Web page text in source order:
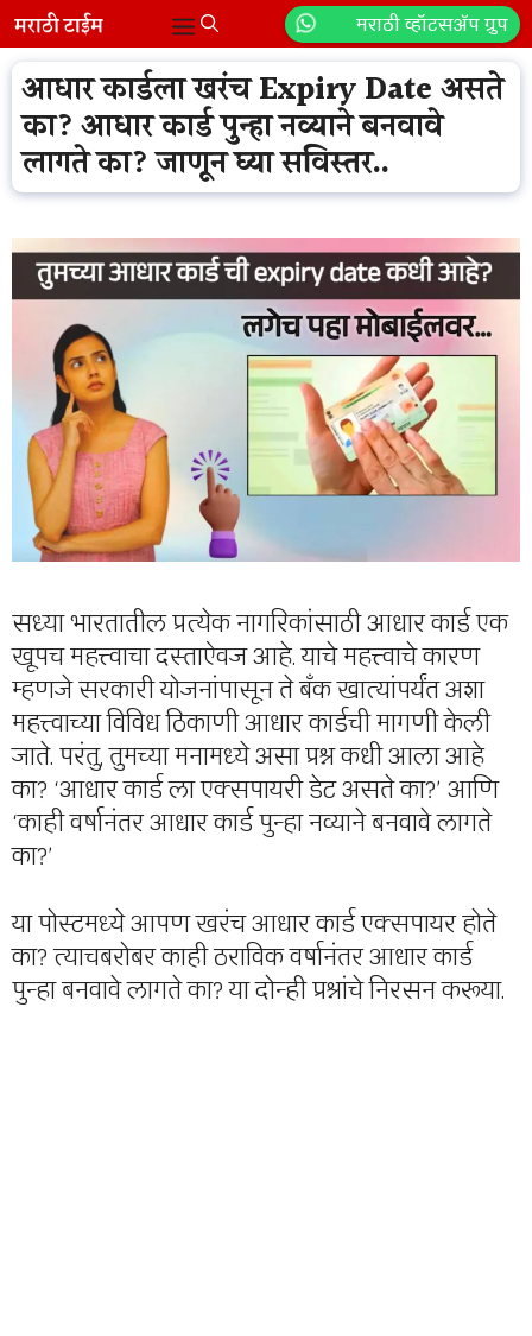
Skip
to
content
मराठी व्हॉटसॲप ग्रुप
Menu
आधार कार्डला खरंच Expiry Date असते
का? आधार कार्ड पुन्हा नव्याने बनवावे
लागते का? जाणून घ्या सविस्तर..
सध्या भारतातील प्रत्येक नागरिकांसाठी आधार कार्ड एक
खूपच महत्त्वाचा दस्ताऐवज आहे. याचे महत्त्वाचे कारण
म्हणजे सरकारी योजनांपासून ते बँक खात्यांपर्यंत अशा
महत्त्वाच्या विविध ठिकाणी आधार कार्डची मागणी केली
जाते. परंतु, तुमच्या मनामध्ये असा प्रश्न कधी आला आहे
का? ‘आधार कार्ड ला एक्सपायरी डेट असते का?’ आणि
‘काही वर्षानंतर आधार कार्ड पुन्हा नव्याने बनवावे लागते
का?’
या पोस्टमध्ये आपण खरंच आधार कार्ड एक्सपायर होते
का? त्याचबरोबर काही ठराविक वर्षानंतर आधार कार्ड
पुन्हा बनवावे लागते का? या दोन्ही प्रश्नांचे निरसन करूया.